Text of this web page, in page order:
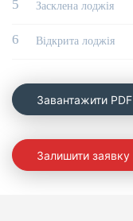
5 Засклена лоджія
6 Відкрита лоджія
Завантажити PDF
Залишити заявку